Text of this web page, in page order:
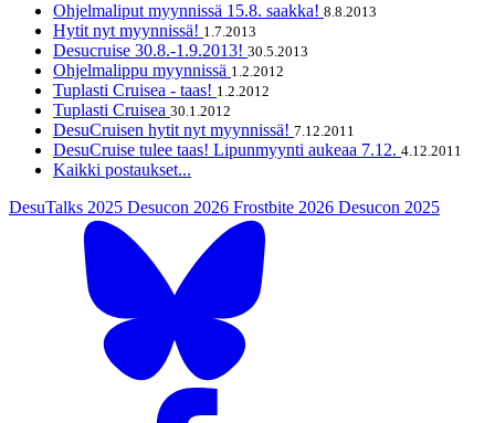
Ohjelmaliput myynnissä 15.8. saakka! 8.8.2013
Hytit nyt myynnissä! 1.7.2013
Desucruise 30.8.-1.9.2013! 30.5.2013
Ohjelmalippu myynnissä 1.2.2012
Tuplasti Cruisea - taas! 1.2.2012
Tuplasti Cruisea 30.1.2012
DesuCruisen hytit nyt myynnissä! 7.12.2011
DesuCruise tulee taas! Lipunmyynti aukeaa 7.12. 4.12.2011
Kaikki postaukset...
DesuTalks 2025 Desucon 2026 Frostbite 2026 Desucon 2025